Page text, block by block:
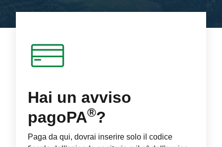
Hai un avviso
pagoPA®?
Paga da qui, dovrai inserire solo il codice